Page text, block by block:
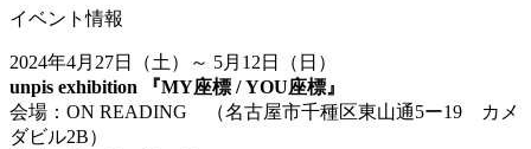
イベント情報
2024年4月27日（土）～ 5月12日（日）
unpis exhibition 『MY座標 / YOU座標』
会場：ON READING （名古屋市千種区東山通5ー19 カメ
ダビル2B）